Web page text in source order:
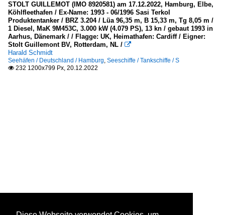
STOLT GUILLEMOT (IMO 8920581) am 17.12.2022, Hamburg, Elbe,
Köhlfleethafen / Ex-Name: 1993 - 06/1996 Sasi Terkol
Produktentanker / BRZ 3.204 / Lüa 96,35 m, B 15,33 m, Tg 8,05 m /
1 Diesel, MaK 9M453C, 3.000 kW (4.079 PS), 13 kn / gebaut 1993 in
Aarhus, Dänemark / / Flagge: UK, Heimathafen: Cardiff / Eigner:
Stolt Guillemont BV, Rotterdam, NL / 
Harald Schmidt
Seehäfen / Deutschland / Hamburg, Seeschiffe / Tankschiffe / S
 232 1200x799 Px, 20.12.2022